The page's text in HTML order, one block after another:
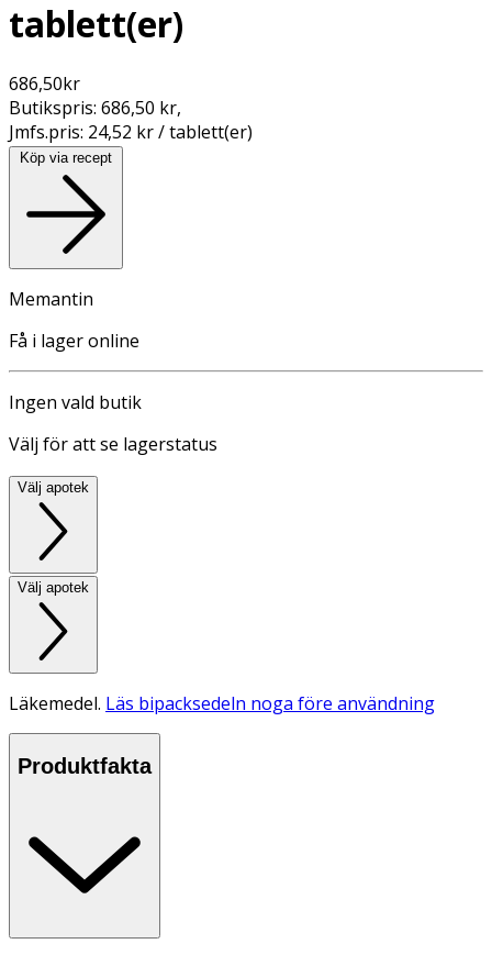
tablett(er)
686,50kr
Butikspris: 686,50 kr,
Jmfs.pris: 24,52 kr / tablett(er)
Köp via recept
Memantin
Få i lager online
Ingen vald butik
Välj för att se lagerstatus
Välj apotek
Välj apotek
Läkemedel. Läs bipacksedeln noga före användning
Produktfakta